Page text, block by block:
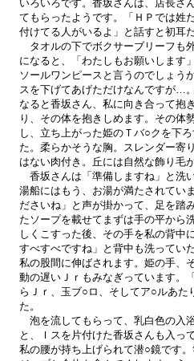
いろいろです。香坂さんは、店長さ
てもらったようです。「ＨＰでは姓
付けてる人がいるよ」と話すと初耳
タオルの下でボクサーブリーフも
になると、「わたしもお願いします
ソールワンピースと言うのでしょう
スを下げてあげただけなんですが…
なると香坂さん、私に向き合って抱
り、その体を抱きしめます。その体
し、立ち上がった姫のＴバ○クを下
た。柔らかそうな胸。スレンダー寄
はない肉付き。丘には自然な飾り毛
香坂さんは「準備しますね」と洗
湯船にはもう、お湯が満たされてい
ださいね」と声が掛かって、足を踏
たソープを載せてまずは手の平から
しくこすった後、その手を私の背中
すべすべですね」と背中も洗ってい
私の股間に伸ばされます。姫の手、
動の遅いＪｒもみなぎっています。
らＪｒ、玉ブ○ロ、そしてア○ルあた
た。
泡を流してもらって、乳白色の入
と、Ｉスを片付けた香坂さんも入っ
私の腰が持ち上げられて潜○鏡です